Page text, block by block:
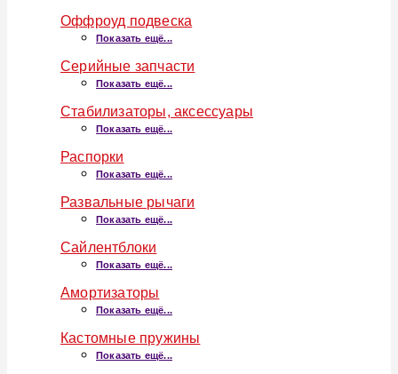
Оффроуд подвеска
Показать ещё...
Серийные запчасти
Показать ещё...
Стабилизаторы, аксессуары
Показать ещё...
Распорки
Показать ещё...
Развальные рычаги
Показать ещё...
Сайлентблоки
Показать ещё...
Амортизаторы
Показать ещё...
Кастомные пружины
Показать ещё...